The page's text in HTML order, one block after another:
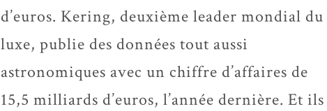
d’euros. Kering, deuxième leader mondial du
luxe, publie des données tout aussi
astronomiques avec un chiffre d’affaires de
15,5 milliards d’euros, l’année dernière. Et ils